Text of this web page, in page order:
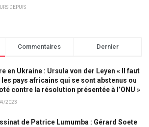
DEPUIS
Commentaires Dernier
en Ukraine : Ursula von der Leyen « Il faut
les pays africains qui se sont abstenus ou
contre la résolution présentée à l’ONU »
2023
de Patrice Lumumba : Gérard Soete